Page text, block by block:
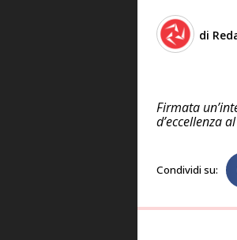
di
Firmata
d’eccellenza
Condividi su: